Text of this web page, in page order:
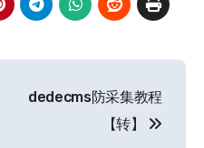
dedecms防采集教程
【转】